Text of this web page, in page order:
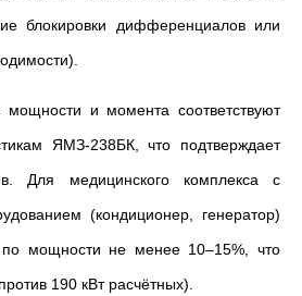
блокировки дифференциалов или
мощности и момента соответствуют
ЯМЗ-238БК, что подтверждает
Для медицинского комплекса с
(кондиционер, генератор)
по мощности не менее 10–15%, что
190 кВт расчётных).